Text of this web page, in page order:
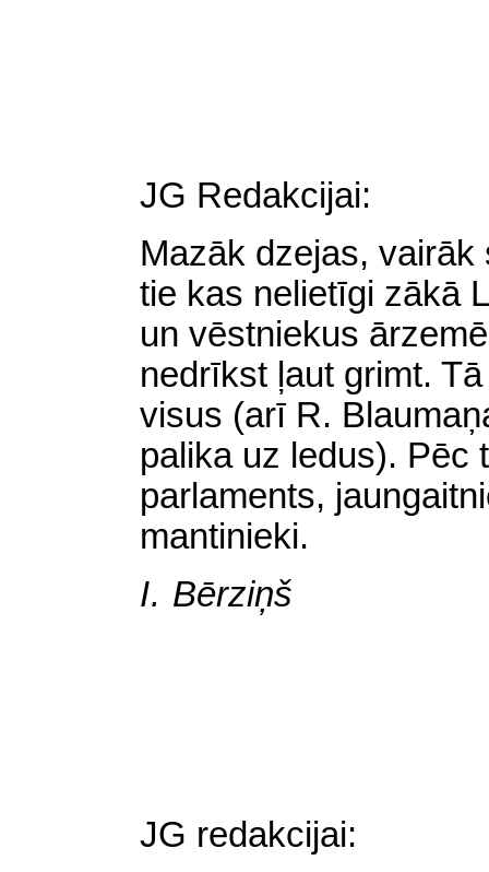
JG Redakcijai:
Mazāk dzejas, vairāk
tie kas nelietīgi zākā
un vēstniekus
nedrīkst ļaut grimt.
visus (arī R.
palika uz ledus). Pēc
parlaments,
mantinieki.
I. Bērziņš
JG redakcijai: